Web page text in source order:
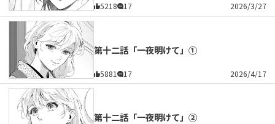
5218 17 2026/3/27
第十二話「一夜明けて」①
5881 17 2026/4/17
第十二話「一夜明けて」②